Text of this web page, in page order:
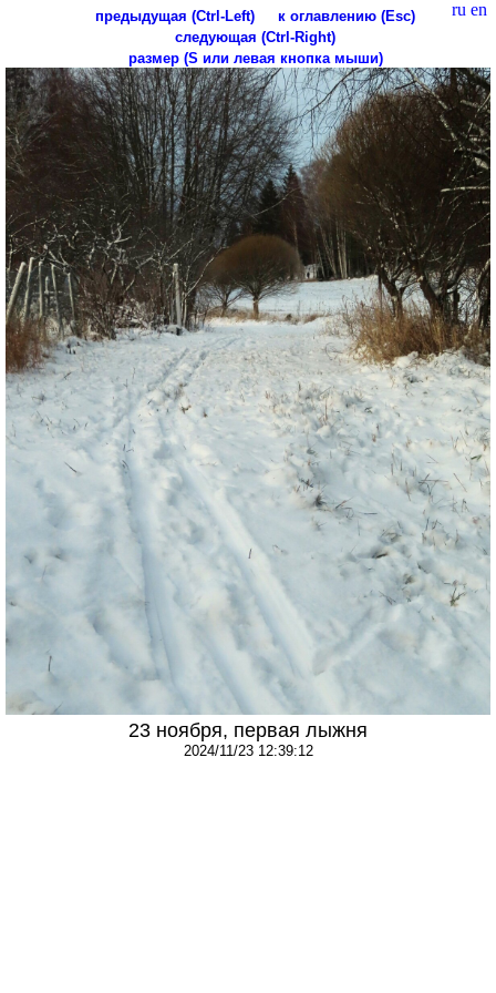
ru en
предыдущая (Ctrl-Left)
к оглавлению (Esc)
следующая (Ctrl-Right)
размер (S или левая кнопка мыши)
23 ноября, первая лыжня
2024/11/23 12:39:12